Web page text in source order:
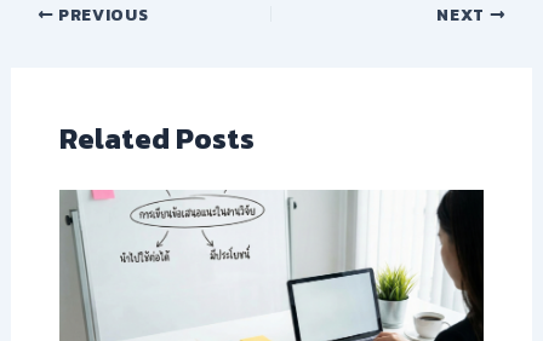
PREVIOUS NEXT
Related Posts